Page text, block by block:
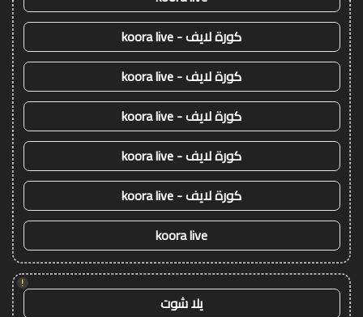
كورة لايف - koora live
كورة لايف - koora live
كورة لايف - koora live
كورة لايف - koora live
كورة لايف - koora live
koora live
!
يلا شوت